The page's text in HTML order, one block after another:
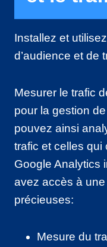
Installez et
d’audience et de
Mesurer le trafic
pour la gestion
pouvez ainsi
trafic et celles qui
Google Analytics
avez accès à une
précieuses:
Mesure du